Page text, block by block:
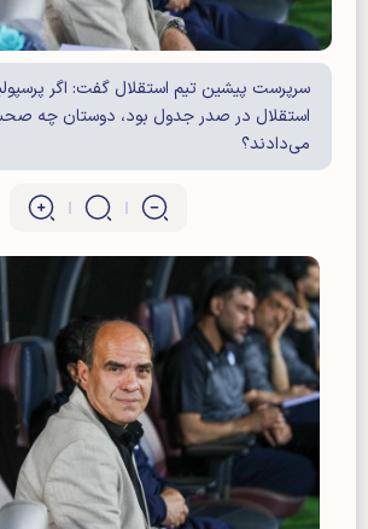
سرپرست پیشین تیم استقلال گفت: اگر
استقلال در صدر جدول بود، دوستان چه
می‌دادند؟